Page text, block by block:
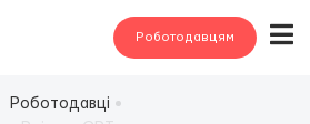
Роботодавцям
Роботодавці